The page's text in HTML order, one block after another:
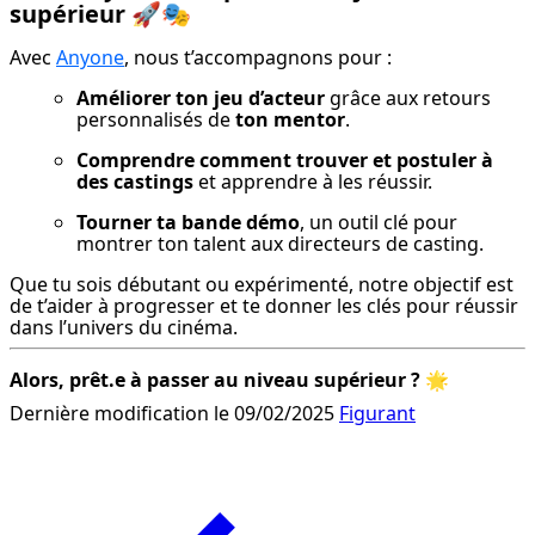
supérieur 🚀🎭
Avec Anyone, nous t’accompagnons pour :
Améliorer ton jeu d’acteur grâce aux retours
personnalisés de ton mentor.
Comprendre comment trouver et postuler à
des castings et apprendre à les réussir.
Tourner ta bande démo, un outil clé pour
montrer ton talent aux directeurs de casting.
Que tu sois débutant ou expérimenté, notre objectif est
de t’aider à progresser et te donner les clés pour réussir
dans l’univers du cinéma.
Alors, prêt.e à passer au niveau supérieur ? 🌟
Dernière modification le 09/02/2025 Figurant